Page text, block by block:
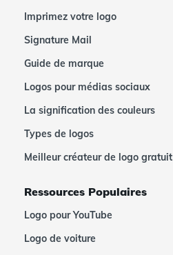
Imprimez votre logo
Signature Mail
Guide de marque
Logos pour médias sociaux
La signification des couleurs
Types de logos
Meilleur créateur de logo gratuit
Ressources Populaires
Logo pour YouTube
Logo de voiture